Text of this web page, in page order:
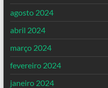
agosto 2024
abril 2024
março 2024
fevereiro 2024
janeiro 2024